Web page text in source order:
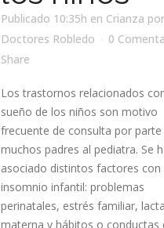
Publicado 10:35h en Crianza por
Doctores Robledo
0
Share
Los trastornos relacionados
sueño de los niños son motivo
frecuente de consulta por parte
muchos padres al pediatra. Se
asociado distintos factores con
insomnio infantil: problemas
perinatales, estrés familiar,
materna y hábitos o conductas